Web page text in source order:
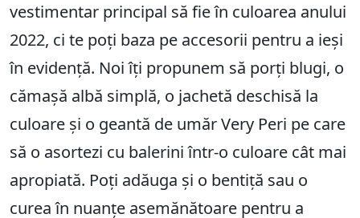
vestimentar principal să fie în culoarea anului
2022, ci te poți baza pe accesorii pentru a ieși
în evidență. Noi îți propunem să porți blugi, o
cămașă albă simplă, o jachetă deschisă la
culoare și o geantă de umăr Very Peri pe care
să o asortezi cu balerini într-o culoare cât mai
apropiată. Poți adăuga și o bentiță sau o
curea în nuanțe asemănătoare pentru a